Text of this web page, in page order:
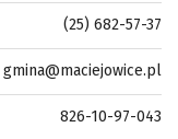
(25) 682-57-37
gmina@maciejowice.pl
826-10-97-043